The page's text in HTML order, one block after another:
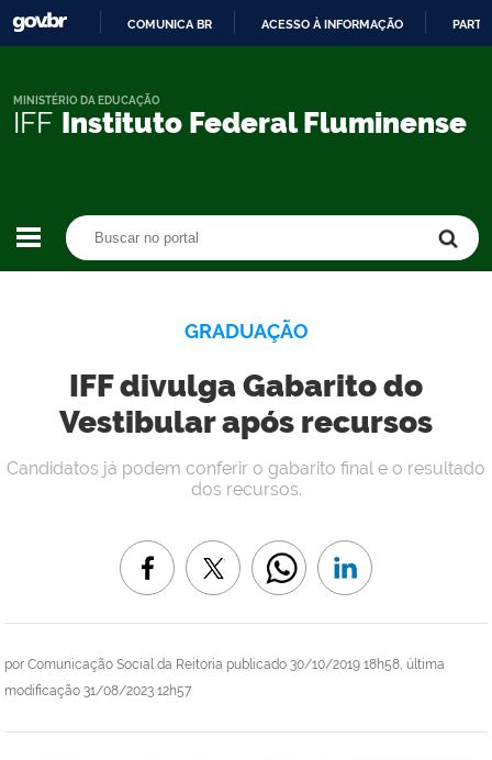
CONTEÚDO
COMUNICA BR ACESSO À INFORMAÇÃO
IFF Instituto Federal Fluminense
MINISTÉRIO DA EDUCAÇÃO
GRADUAÇÃO
IFF divulga Gabarito do
Vestibular após recursos
por Comunicação Social da Reitoria publicado 30/10/2019 18h58, última
modificação 31/08/2023 12h57
Candidatos já podem conferir o gabarito final e o resultado
dos recursos.